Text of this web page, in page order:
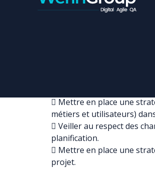
Freelance
 Mettre en place une
métiers et utilisateurs)
 Veiller au respect des
planification.
 Mettre en place une
projet.